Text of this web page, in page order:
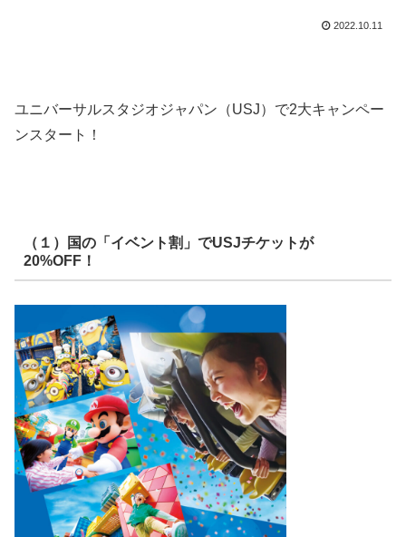
2022.10.11
ユニバーサルスタジオジャパン（USJ）で2大キャンペー
ンスタート！
（１）国の「イベント割」でUSJチケットが
20%OFF！